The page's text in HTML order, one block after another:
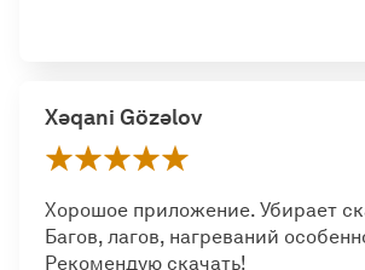
Xəqani Gözəlov
Хорошое приложение. Убирает
Багов, лагов, нагреваний
Рекомендую скачать!